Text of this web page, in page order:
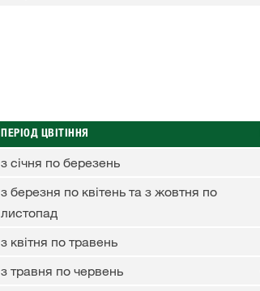
ПЕРІОД ЦВІТІННЯ
з січня по березень
з березня по квітень та з жовтня по
листопад
з квітня по травень
з травня по червень